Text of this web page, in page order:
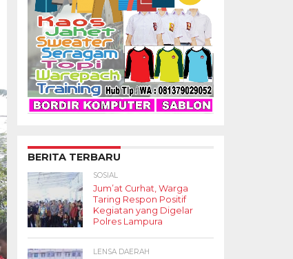
BERITA TERBARU
SOSIAL
Jum’at Curhat, Warga
Taring Respon Positif
Kegiatan yang Digelar
Polres Lampura
LENSA DAERAH